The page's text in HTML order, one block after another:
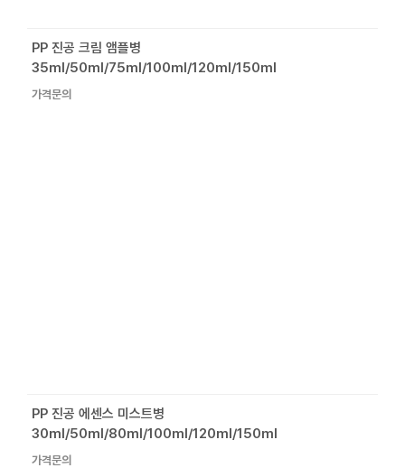
PP 진공 크림 앰플병
35ml/50ml/75ml/100ml/120ml/150ml
가격문의
PP 진공 에센스 미스트병
30ml/50ml/80ml/100ml/120ml/150ml
가격문의